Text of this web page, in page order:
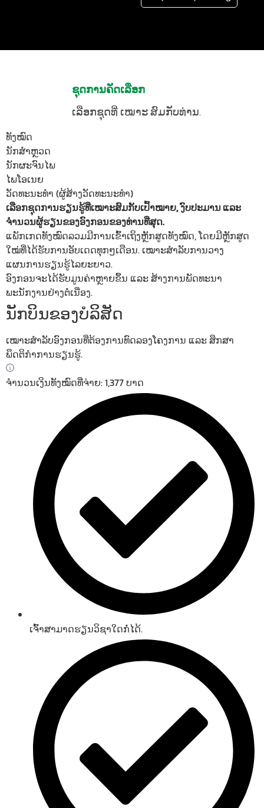
ຊຸດການຄັດເລືອກ
ເລືອກຊຸດທີ່ ເໝາະ ສົມກັບທ່ານ.
ທັງໝົດ
ນັກສຳຫຼວດ
ນັກຜະຈົນໄພ
ໄພໂອເນຍ
ວັດທະນະທຳ (ຜູ້ສ້າງວັດທະນະທຳ)
ເລືອກຊຸດການຮຽນຮູ້ທີ່ເໝາະສົມກັບເປົ້າໝາຍ, ງົບປະມານ ແລະ
ຈຳນວນຜູ້ຮຽນຂອງອົງກອນຂອງທ່ານທີ່ສຸດ.
ແພັກເກດທັງໝົດລວມມີການເຂົ້າເຖິງຫຼັກສູດທັງໝົດ, ໂດຍມີຫຼັກສູດ
ໃໝ່ທີ່ໄດ້ຮັບການອັບເດດທຸກໆເດືອນ. ເໝາະສຳລັບການວາງ
ແຜນການຮຽນຮູ້ໄລຍະຍາວ.
ອົງກອນຈະໄດ້ຮັບມູນຄ່າຫຼາຍຂຶ້ນ ແລະ ສ້າງການພັດທະນາ
ພະນັກງານຢ່າງຕໍ່ເນື່ອງ.
ນັກບິນຂອງບໍລິສັດ
ເໝາະສຳລັບອົງກອນທີ່ຕ້ອງການທົດລອງໂຄງການ ແລະ ສຶກສາ
ພຶດຕິກຳການຮຽນຮູ້.
ຈຳນວນເງິນທັງໝົດທີ່ຈ່າຍ: 1,377 ບາດ
ເຈົ້າສາມາດຮຽນວິຊາໃດກໍ່ໄດ້.